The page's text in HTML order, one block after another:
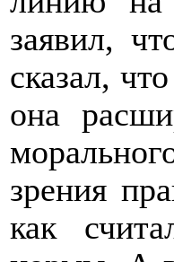
заявил,
сказал,
она
зрения
как